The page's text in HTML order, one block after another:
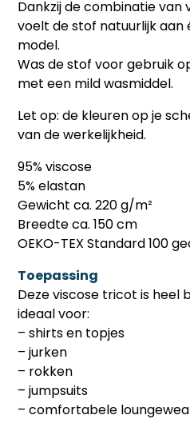
Dankzij de combinatie van
voelt de stof natuurlijk aan
model.
Was de stof voor gebruik
met een mild wasmiddel.
Let op: de kleuren op je
van de werkelijkheid.
95% viscose
5% elastan
Gewicht ca. 220 g/m²
Breedte ca. 150 cm
OEKO-TEX Standard 100
Toepassing
Deze viscose tricot is heel
ideaal voor:
– shirts en topjes
– jurken
– rokken
– jumpsuits
– comfortabele